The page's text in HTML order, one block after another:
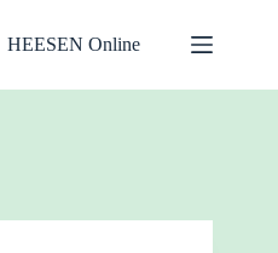
HEESEN Online